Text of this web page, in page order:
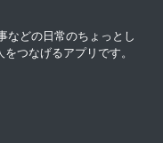
などの日常のちょっとし
つなげるアプリです。